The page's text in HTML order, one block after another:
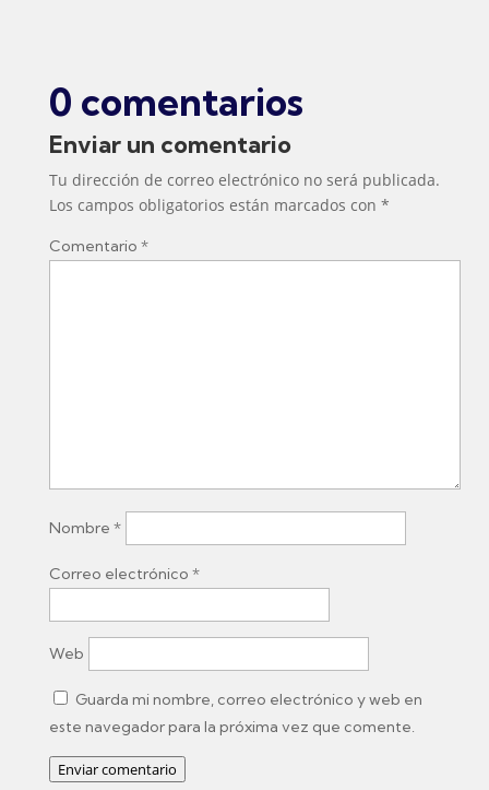
0 comentarios
Enviar un comentario
Tu dirección de correo electrónico no será publicada.
Los campos obligatorios están marcados con *
Comentario *
Nombre *
Correo electrónico *
Web
Guarda mi nombre, correo electrónico y web en
este navegador para la próxima vez que comente.
Enviar comentario